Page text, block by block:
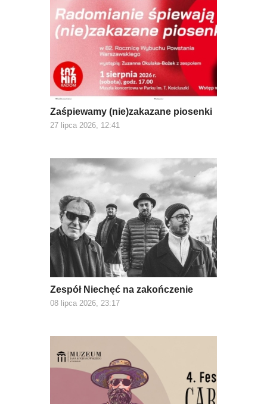
Zaśpiewamy (nie)zakazane piosenki
27 lipca 2026, 12:41
Zespół Niechęć na zakończenie
08 lipca 2026, 23:17